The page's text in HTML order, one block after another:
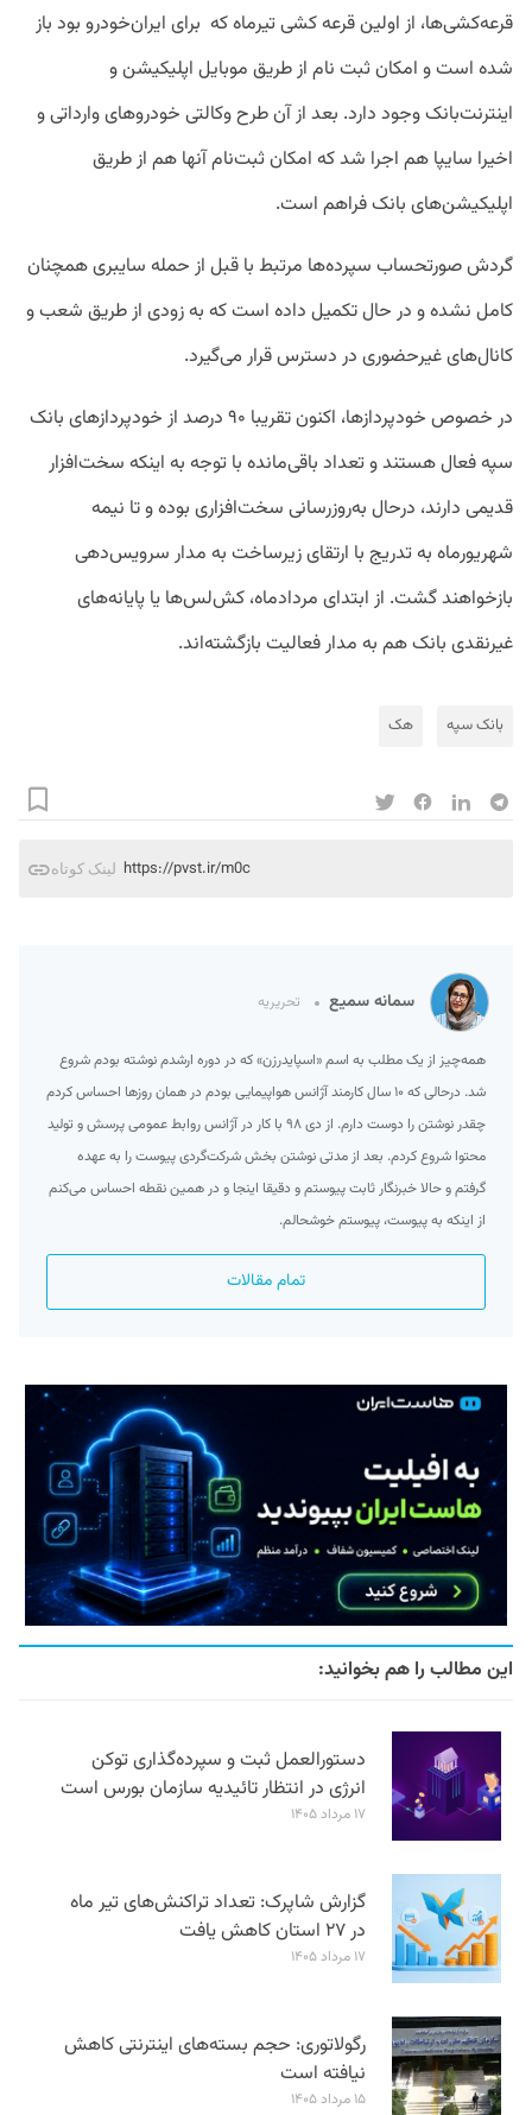
قرعه‌کشی‌ها، از اولین قرعه کشی تیرماه که برای ایران‌خودرو بود باز
شده است و امکان ثبت نام از طریق موبایل اپلیکیشن و
اینترنت‌بانک وجود دارد. بعد از آن طرح وکالتی خودروهای وارداتی و
اخیرا سایپا هم اجرا شد که امکان ثبت‌نام آنها هم از طریق
اپلیکیشن‌های بانک فراهم است.
گردش صورتحساب سپرده‌ها مرتبط با قبل از حمله سایبری همچنان
کامل نشده و در حال تکمیل داده است که به زودی از طریق شعب و
کانال‌های غیرحضوری در دسترس قرار می‌گیرد.
در خصوص خودپردازها، اکنون تقریبا ۹۰ درصد از خودپردازهای بانک
سپه فعال هستند و تعداد باقی‌مانده با توجه به اینکه سخت‌افزار
قدیمی دارند، درحال به‌روزرسانی سخت‌افزاری بوده و تا نیمه
شهریورماه به تدریج با ارتقای زیرساخت به مدار سرویس‌دهی
بازخواهند گشت. از ابتدای مردادماه، کش‌لس‌ها یا پایانه‌های
غیرنقدی بانک هم به مدار فعالیت بازگشته‌اند.
بانک سپه هک
لینک کوتاه https://pvst.ir/m0c
سمانه سمیع تحریریه
همه‌چیز از یک مطلب به اسم «اسپایدرزن» که در دوره ارشدم نوشته بودم شروع
شد. درحالی که ۱۰ سال کارمند آژانس هواپیمایی بودم در همان روزها احساس کردم
چقدر نوشتن را دوست دارم. از دی ۹۸ با کار در آژانس روابط عمومی پرسش و تولید
محتوا شروع کردم. بعد از مدتی نوشتن بخش شرکت‌گردی پیوست را به عهده
گرفتم و حالا خبرنگار ثابت پیوستم و دقیقا اینجا و در همین نقطه احساس می‌کنم
از اینکه به پیوست، پیوستم خوشحالم.
تمام مقالات
این مطالب را هم بخوانید:
دستورالعمل ثبت و سپرده‌گذاری توکن
انرژی در انتظار تائیدیه سازمان بورس است
۱۷ مرداد ۱۴۰۵
گزارش شاپرک: تعداد تراکنش‌های تیر ماه
در ۲۷ استان‌ کاهش یافت
۱۷ مرداد ۱۴۰۵
رگولاتوری: حجم بسته‌های اینترنتی کاهش
نیافته است
۱۵ مرداد ۱۴۰۵